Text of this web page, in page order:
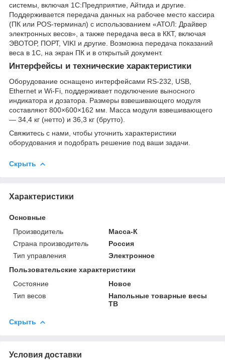
системы, включая 1С:Предприятие, Айтида и другие.
Поддерживается передача данных на рабочее место кассира
(ПК или POS-терминал) с использованием «АТОЛ: Драйвер
электронных весов», а также передача веса в ККТ, включая
ЭВОТОР, ПОРТ, VIKI и другие. Возможна передача показаний
веса в 1С, на экран ПК и в открытый документ.
Интерфейсы и технические характеристики
Оборудование оснащено интерфейсами RS-232, USB,
Ethernet и Wi-Fi, поддерживает подключение выносного
индикатора и дозатора. Размеры взвешивающего модуля
составляют 800×600×162 мм. Масса модуля взвешивающего
— 34,4 кг (нетто) и 36,3 кг (брутто).
Свяжитесь с нами, чтобы уточнить характеристики
оборудования и подобрать решение под ваши задачи.
Скрыть
Характеристики
Основные
Производитель
Масса-К
Страна производитель
Россия
Тип управления
Электронное
Пользовательские характеристики
Состояние
Новое
Тип весов
Напольные товарные весы
ТВ
Скрыть
Условия доставки